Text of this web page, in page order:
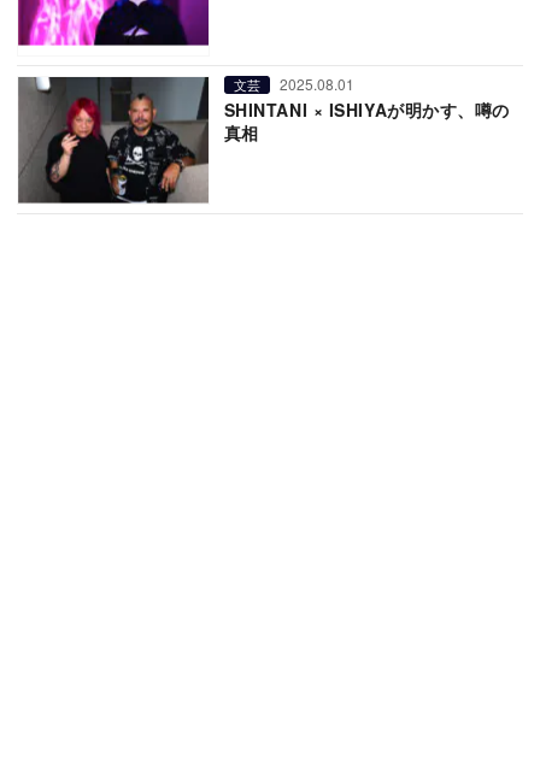
文芸 2025.08.01
SHINTANI × ISHIYAが明かす、噂の
真相